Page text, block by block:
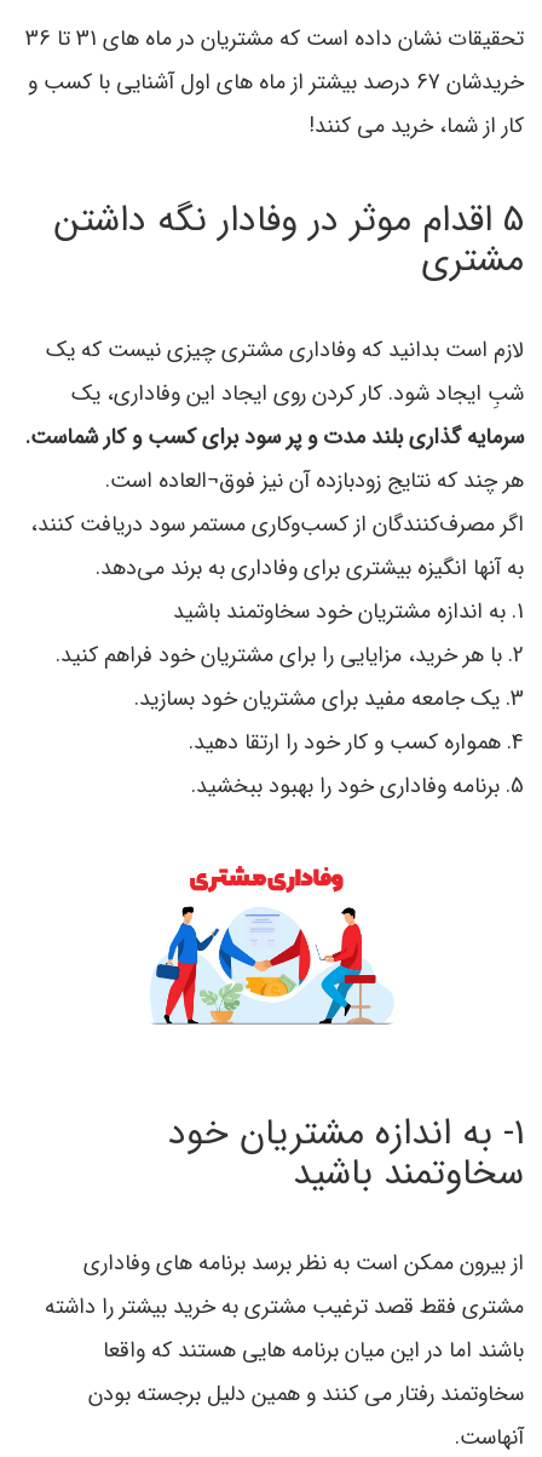
تحقیقات نشان داده است که مشتریان در ماه های 31 تا 36
خریدشان 67 درصد بیشتر از ماه های اول آشنایی با کسب و
کار از شما، خرید می کنند!
5 اقدام موثر در وفادار نگه داشتن
مشتری
لازم است بدانید که وفاداری مشتری چیزی نیست که یک
شبِ ایجاد شود. کار کردن روی ایجاد این وفاداری، یک
سرمایه‌ گذاری بلند مدت و پر سود برای کسب و کار شماست.
هر چند که نتایج زودبازده آن نیز فوق‌¬العاده است.
اگر مصرف‌کنندگان از کسب‌وکاری مستمر سود دریافت ‌کنند،
به آنها انگیزه بیشتری برای وفاداری به برند می‌دهد.
1. به اندازه مشتریان خود سخاوتمند باشید
2. با هر خرید، مزایایی را برای مشتریان خود فراهم کنید.
3. یک جامعه مفید برای مشتریان خود بسازید.
4. همواره کسب و کار خود را ارتقا دهید.
5. برنامه وفاداری خود را بهبود ببخشید.
1- به اندازه مشتریان خود
سخاوتمند باشید
از بیرون ممکن است به نظر برسد برنامه های وفاداری
مشتری فقط قصد ترغیب مشتری به خريد بیشتر را داشته
باشند اما در این میان برنامه هایی هستند که واقعا
سخاوتمند رفتار می کنند و همین دلیل برجسته بودن
آنهاست.